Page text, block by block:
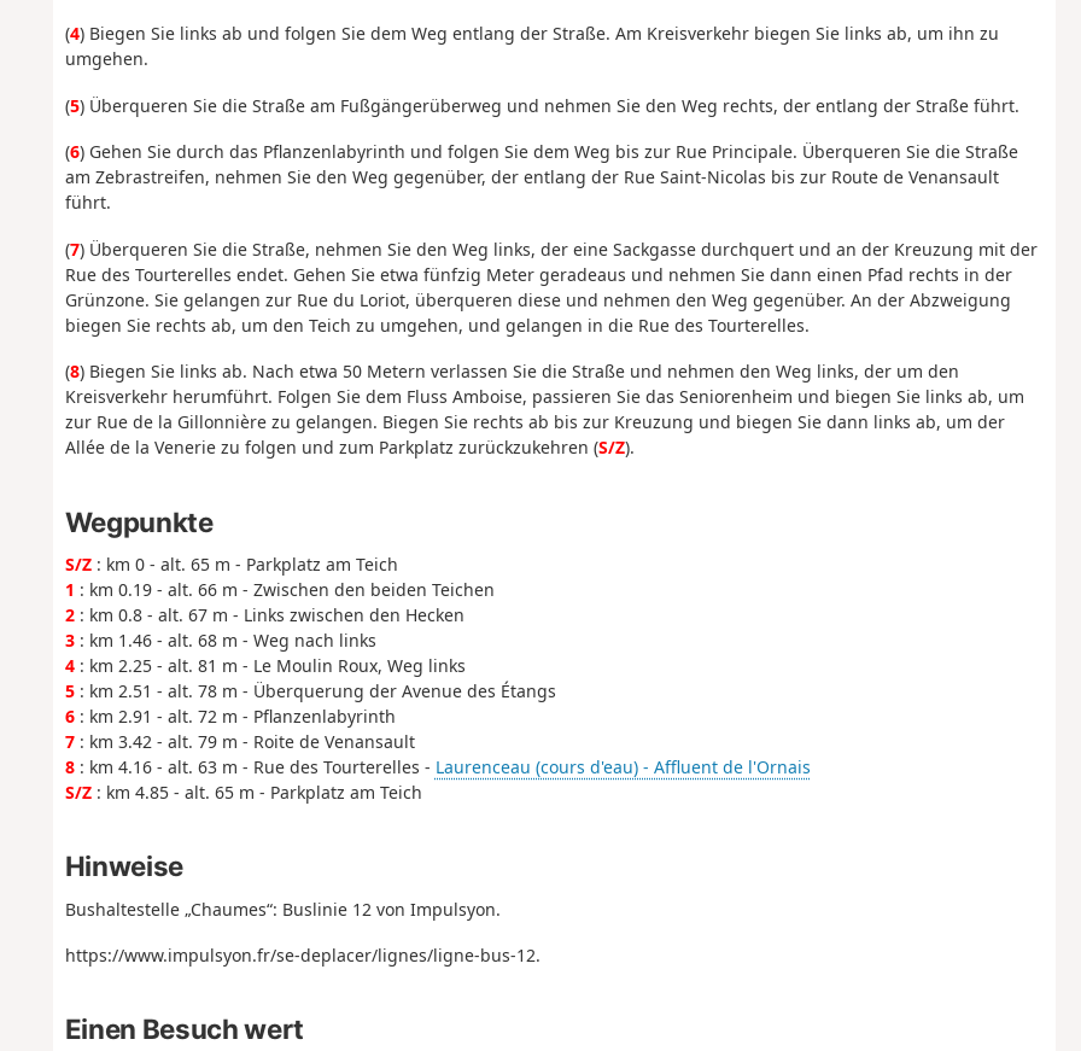
(4) Biegen Sie links ab und folgen Sie dem Weg entlang der Straße. Am Kreisverkehr biegen Sie links ab, um ihn zu
umgehen.
(5) Überqueren Sie die Straße am Fußgängerüberweg und nehmen Sie den Weg rechts, der entlang der Straße führt.
(6) Gehen Sie durch das Pflanzenlabyrinth und folgen Sie dem Weg bis zur Rue Principale. Überqueren Sie die Straße
am Zebrastreifen, nehmen Sie den Weg gegenüber, der entlang der Rue Saint-Nicolas bis zur Route de Venansault
führt.
(7) Überqueren Sie die Straße, nehmen Sie den Weg links, der eine Sackgasse durchquert und an der Kreuzung mit der
Rue des Tourterelles endet. Gehen Sie etwa fünfzig Meter geradeaus und nehmen Sie dann einen Pfad rechts in der
Grünzone. Sie gelangen zur Rue du Loriot, überqueren diese und nehmen den Weg gegenüber. An der Abzweigung
biegen Sie rechts ab, um den Teich zu umgehen, und gelangen in die Rue des Tourterelles.
(8) Biegen Sie links ab. Nach etwa 50 Metern verlassen Sie die Straße und nehmen den Weg links, der um den
Kreisverkehr herumführt. Folgen Sie dem Fluss Amboise, passieren Sie das Seniorenheim und biegen Sie links ab, um
zur Rue de la Gillonnière zu gelangen. Biegen Sie rechts ab bis zur Kreuzung und biegen Sie dann links ab, um der
Allée de la Venerie zu folgen und zum Parkplatz zurückzukehren (S/Z).
Wegpunkte
S/Z: km 0 - alt. 65 m - Parkplatz am Teich
1 : km 0.19 - alt. 66 m - Zwischen den beiden Teichen
2: km 0.8 - alt. 67 m - Links zwischen den Hecken
3: km 1.46 - alt. 68 m - Weg nach links
4: km 2.25 - alt. 81 m - Le Moulin Roux, Weg links
5: km 2.51 - alt. 78 m - Überquerung der Avenue des Étangs
6: km 2.91 - alt. 72 m - Pflanzenlabyrinth
7: km 3.42 - alt. 79 m - Roite de Venansault
8: km 4.16 - alt. 63 m - Rue des Tourterelles - Laurenceau (cours d'eau) - Affluent de l'Ornais
S/Z: km 4.85 - alt. 65 m - Parkplatz am Teich
Hinweise
Bushaltestelle „Chaumes“: Buslinie 12 von Impulsyon.
https://www.impulsyon.fr/se-deplacer/lignes/ligne-bus-12.
Einen Besuch wert